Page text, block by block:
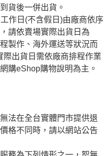
貨後一併出貨。
作日(不含假日)由廠商依序
請依賣場實際出貨日為
製作、海外運送等狀況而
出貨日需依廠商排程作業
購eShop購物說明為主。
法在全台實體門市提供退
格不同時，請以網站公告